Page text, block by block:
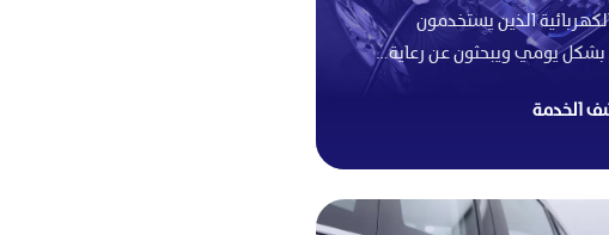
الذين يستخدمون
بشكل يومي ويبحثون عن رعاية…
الخدمة